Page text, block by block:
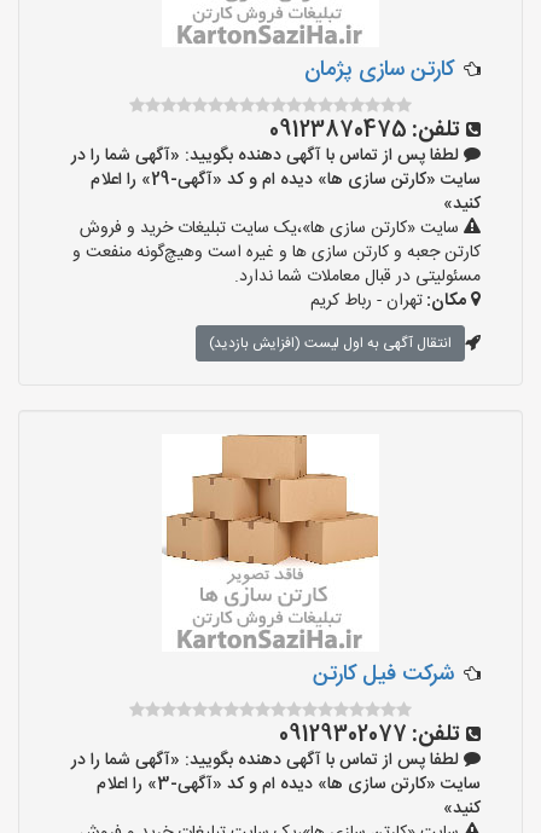
کارتن سازی پژمان
تلفن: 09123870475
لطفا پس از تماس با آگهی دهنده بگویید: «آگهی شما را در
سایت «کارتن سازی ها» دیده ام و کد «آگهی-29» را اعلام
کنید»
سایت «کارتن سازی ها»،یک سایت تبلیغات خرید و فروش
کارتن جعبه و کارتن سازی ها و غیره است وهیچ‌گونه منفعت و
مسئولیتی در قبال معاملات شما ندارد.
مکان:تهران - رباط کریم
انتقال آگهی به اول لیست (افزایش بازدید)
شرکت فیل کارتن
تلفن: 09129302077
لطفا پس از تماس با آگهی دهنده بگویید: «آگهی شما را در
سایت «کارتن سازی ها» دیده ام و کد «آگهی-3» را اعلام
کنید»